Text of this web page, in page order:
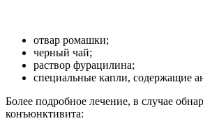
отвар ромашки;
черный чай;
раствор фурацилина;
специальные капли, содержащие
Более подробное лечение, в случае
конъюнктивита: